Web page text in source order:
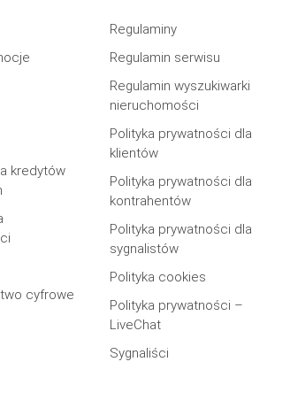
kredytów
cyfrowe
Regulaminy
Regulamin serwisu
Regulamin wyszukiwarki
nieruchomości
Polityka prywatności dla
klientów
Polityka prywatności dla
kontrahentów
Polityka prywatności dla
sygnalistów
Polityka cookies
Polityka prywatności –
LiveChat
Sygnaliści